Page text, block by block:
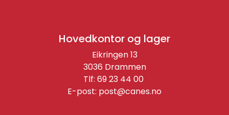
Hovedkontor og lager
Eikringen 13
3036 Drammen
Tlf: 69 23 44 00
E-post: post@canes.no